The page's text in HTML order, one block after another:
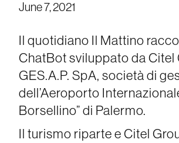
June 7, 2021
Il quotidiano Il Mattino
ChatBot sviluppato da Citel
GES.A.P. SpA, società di
dell’Aeroporto
Borsellino” di Palermo.
Il turismo riparte e Citel